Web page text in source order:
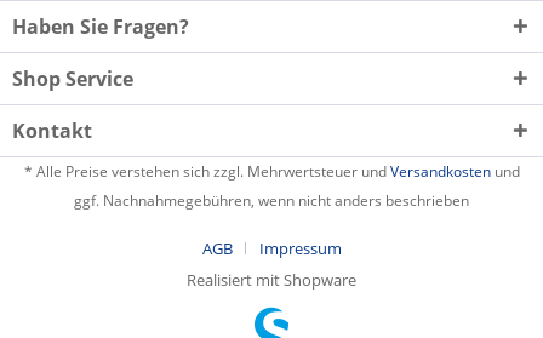
Haben Sie Fragen?
Shop Service
Kontakt
* Alle Preise verstehen sich zzgl. Mehrwertsteuer undVersandkostenund
ggf. Nachnahmegebühren, wenn nicht anders beschrieben
AGB
Impressum
Realisiert mit Shopware